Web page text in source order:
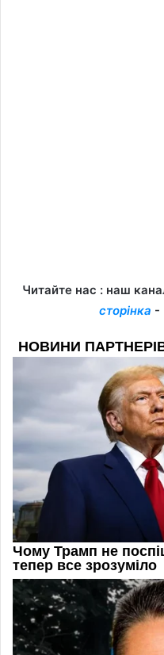
Читайте нас : наш
сторінка -